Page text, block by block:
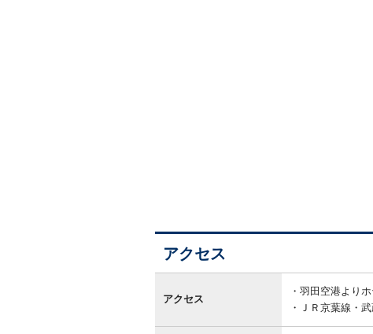
アクセス
アクセス
羽田空港より
ＪＲ京葉線・